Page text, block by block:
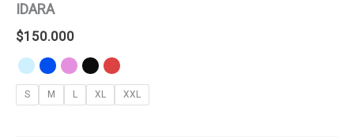
IDARA
$150.000
S M L XL XXL